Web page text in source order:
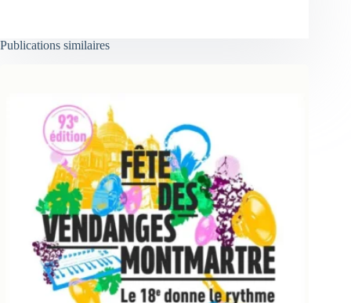
Publications similaires